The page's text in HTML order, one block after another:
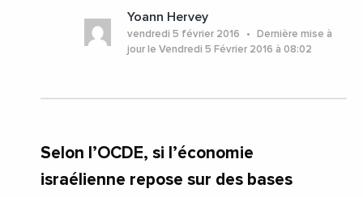
Yoann Hervey
vendredi 5 février 2016
Dernière mise à
jour le Vendredi 5 Février 2016 à 08:02
Selon l’OCDE, si l’économie
israélienne repose sur des bases